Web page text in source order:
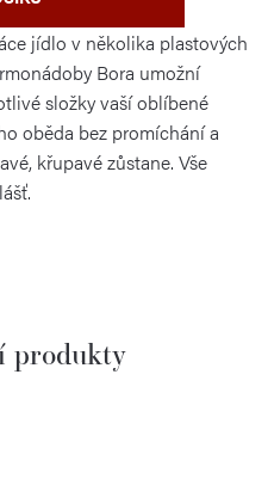
jídlo v několika plastových
Bora umožní
složky vaší oblíbené
oběda bez promíchání a
křupavé zůstane. Vše
produkty